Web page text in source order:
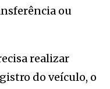
ou
realizar
do veículo, o